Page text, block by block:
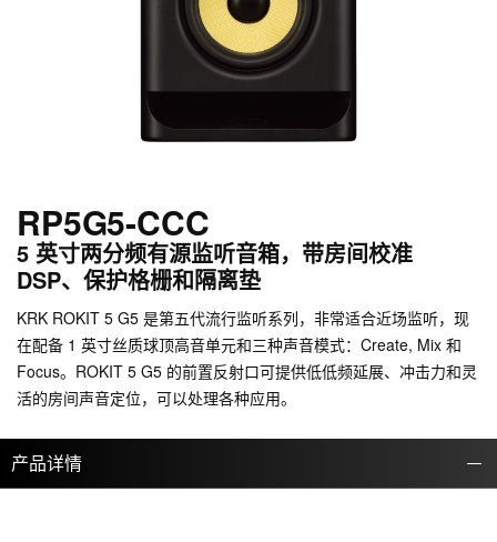
RP5G5-CCC
5 英寸两分频有源监听音箱，带房间校准
DSP、保护格栅和隔离垫
KRK ROKIT 5 G5 是第五代流行监听系列，非常适合近场监听，现
在配备 1 英寸丝质球顶高音单元和三种声音模式：Create, Mix 和
Focus。ROKIT 5 G5 的前置反射口可提供低低频延展、冲击力和灵
活的房间声音定位，可以处理各种应用。
产品详情